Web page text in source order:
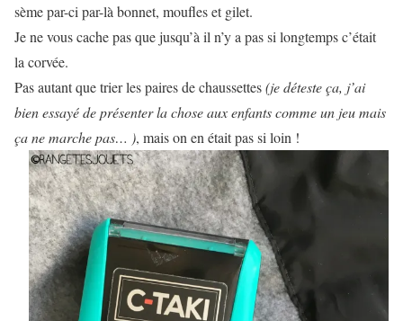
sème par-ci par-là bonnet, moufles et gilet.
Je ne vous cache pas que jusqu’à il n’y a pas si longtemps c’était
la corvée.
Pas autant que trier les paires de chaussettes(je déteste ça, j’ai
bien essayé de présenter la chose aux enfants comme un jeu mais
ça ne marche pas… ), mais on en était pas si loin !